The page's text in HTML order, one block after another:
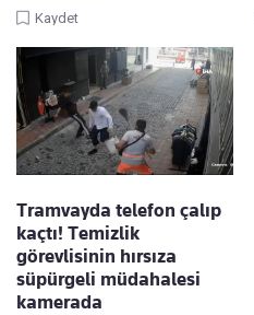
Kaydet
Tramvayda telefon çalıp
kaçtı! Temizlik
görevlisinin hırsıza
süpürgeli müdahalesi
kamerada